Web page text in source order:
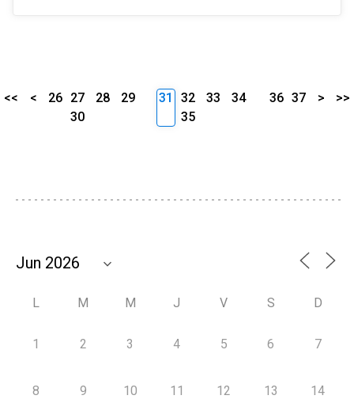
<< < 26 27 28
29
30
31 32 33
34
35
36 37 > >>
L M M J V S D
1 2 3 4 5 6 7
8 9 10 11 12 13 14